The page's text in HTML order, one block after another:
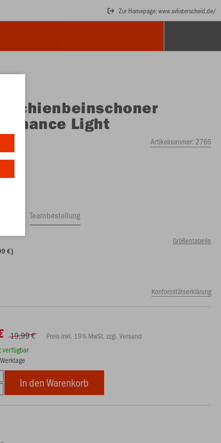
Zur Homepage: www.svlisterscheid.de/
Schienbeinschoner
Light
Artikelnummer: 2766
Teambestellung
Größentabelle
€)
Konformitätserklärung
19,99 €
Preis inkl. 19% MwSt. zzgl. Versand
verfügbar
In den Warenkorb